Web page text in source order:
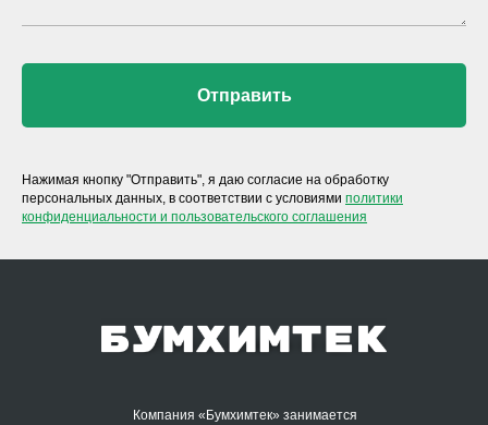
Отправить
Нажимая кнопку "Отправить", я даю согласие на обработку
персональных данных, в соответствии с условиями политики
конфиденциальности и пользовательского соглашения
Компания «Бумхимтек» занимается